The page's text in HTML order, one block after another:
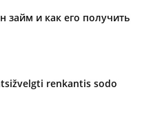
займ и как его получить
renkantis sodo